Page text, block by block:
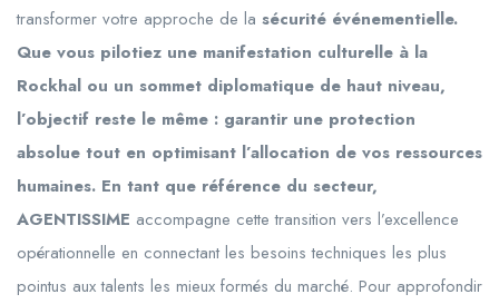
transformer votre approche de la sécurité événementielle.
Que vous pilotiez une manifestation culturelle à la
Rockhal ou un sommet diplomatique de haut niveau,
l’objectif reste le même : garantir une protection
absolue tout en optimisant l’allocation de vos ressources
humaines. En tant que référence du secteur,
AGENTISSIME accompagne cette transition vers l’excellence
opérationnelle en connectant les besoins techniques les plus
pointus aux talents les mieux formés du marché. Pour approfondir